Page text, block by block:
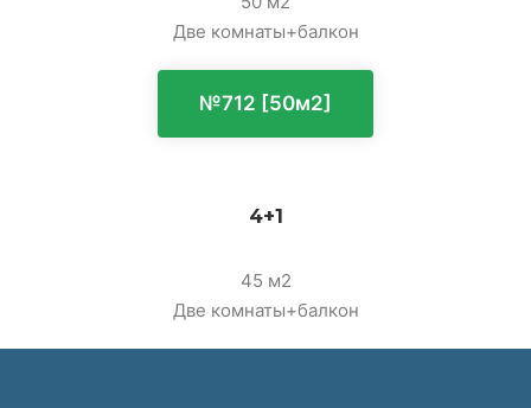
Две комнаты+балкон
№712 [50м2]
4+1
45 м2
Две комнаты+балкон